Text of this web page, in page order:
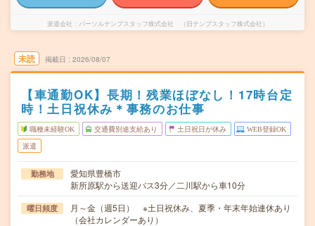
派遣会社 パーソルテンプスタッフ株式会社 （旧テンプスタッフ株式会社）
未読 掲載日 2026/08/07
【車通勤OK】長期！残業ほぼなし！17時台定
時！土日祝休み＊事務のお仕事
職種未経験OK 交通費別途支給あり 土日祝日が休み WEB登録OK
派遣
勤務地
愛知県豊橋市
新所原駅から送迎バス3分／二川駅から車10分
曜日頻度
月～金（週5日） ※土日祝休み、夏季・年末年始連休あり
（会社カレンダーあり）